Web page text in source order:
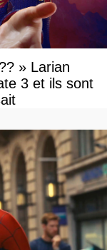
» Larian
3 et ils sont